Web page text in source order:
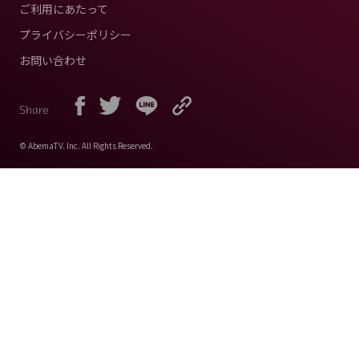
ご利用にあたって
プライバシーポリシー
お問い合わせ
Share
© AbemaTV. Inc. All Rights Reserved.